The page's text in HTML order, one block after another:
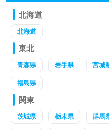
北海道
北海道
東北
青森県 岩手県 宮城
福島県
関東
茨城県 栃木県 群馬